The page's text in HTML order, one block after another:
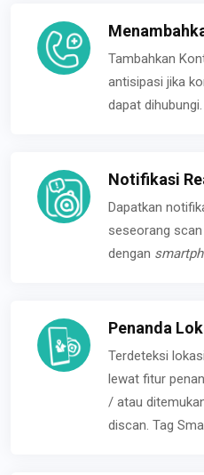
Tambahkan
antisipasi jika
dapat dihubungi.
Notifikasi
Dapatkan
seseorang
dengan
Penanda
Terdeteksi
lewat fitur
/ atau
discan. Tag